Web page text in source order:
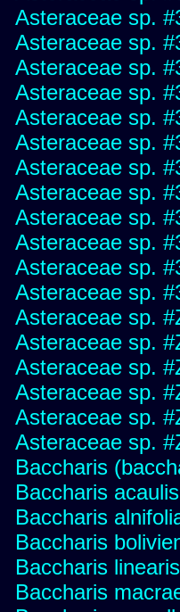
Asteraceae sp.
Asteraceae sp.
Asteraceae sp.
Asteraceae sp.
Asteraceae sp.
Asteraceae sp.
Asteraceae sp.
Asteraceae sp.
Asteraceae sp.
Asteraceae sp.
Asteraceae sp.
Asteraceae sp.
Asteraceae sp.
Asteraceae sp.
Asteraceae sp.
Asteraceae sp.
Asteraceae sp.
Asteraceae sp.
Baccharis
Baccharis acaulis
Baccharis
Baccharis
Baccharis
Baccharis